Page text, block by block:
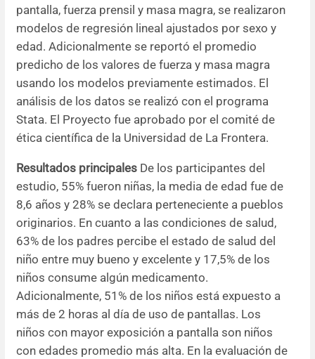
pantalla, fuerza prensil y masa magra, se realizaron
modelos de regresión lineal ajustados por sexo y
edad. Adicionalmente se reportó el promedio
predicho de los valores de fuerza y masa magra
usando los modelos previamente estimados. El
análisis de los datos se realizó con el programa
Stata. El Proyecto fue aprobado por el comité de
ética científica de la Universidad de La Frontera.
Resultados principales De los participantes del
estudio, 55% fueron niñas, la media de edad fue de
8,6 años y 28% se declara perteneciente a pueblos
originarios. En cuanto a las condiciones de salud,
63% de los padres percibe el estado de salud del
niño entre muy bueno y excelente y 17,5% de los
niños consume algún medicamento.
Adicionalmente, 51% de los niños está expuesto a
más de 2 horas al día de uso de pantallas. Los
niños con mayor exposición a pantalla son niños
con edades promedio más alta. En la evaluación de